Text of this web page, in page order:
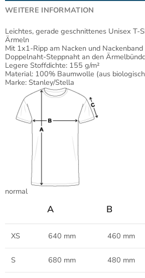
WEITERE INFORMATION
Leichtes, gerade geschnittenes Unisex T-
Ärmeln
Mit 1x1-Ripp am Nacken und
Doppelnaht-Steppnaht an den
Legere Stoffdichte: 155 g/m²
Material: 100% Baumwolle (aus
Marke: Stanley/Stella
normal
A B
XS 640 mm 460 mm
S 680 mm 480 mm